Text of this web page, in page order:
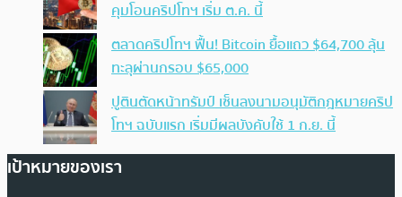
คุมโอนคริปโทฯ เริ่ม ต.ค. นี้
ตลาดคริปโทฯ ฟื้น! Bitcoin ยื้อแถว $64,700 ลุ้น
ทะลุผ่านกรอบ $65,000
ปูตินตัดหน้าทรัมป์ เซ็นลงนามอนุมัติกฎหมายคริป
โทฯ ฉบับแรก เริ่มมีผลบังคับใช้ 1 ก.ย. นี้
เป้าหมายของเรา